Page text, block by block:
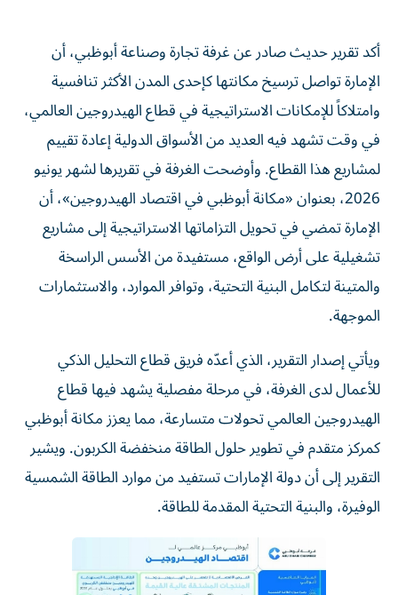
أكد تقرير حديث صادر عن غرفة تجارة وصناعة أبوظبي، أن
الإمارة تواصل ترسيخ مكانتها كإحدى المدن الأكثر تنافسية
وامتلاكاً للإمكانات الاستراتيجية في قطاع الهيدروجين العالمي،
في وقت تشهد فيه العديد من الأسواق الدولية إعادة تقييم
لمشاريع هذا القطاع. وأوضحت الغرفة في تقريرها لشهر يونيو
2026، بعنوان «مكانة أبوظبي في اقتصاد الهيدروجين»، أن
الإمارة تمضي في تحويل التزاماتها الاستراتيجية إلى مشاريع
تشغيلية على أرض الواقع، مستفيدة من الأسس الراسخة
والمتينة لتكامل البنية التحتية، وتوافر الموارد، والاستثمارات
الموجهة.
ويأتي إصدار التقرير، الذي أعدّه فريق قطاع التحليل الذكي
للأعمال لدى الغرفة، في مرحلة مفصلية يشهد فيها قطاع
الهيدروجين العالمي تحولات متسارعة، مما يعزز مكانة أبوظبي
كمركز متقدم في تطوير حلول الطاقة منخفضة الكربون. ويشير
التقرير إلى أن دولة الإمارات تستفيد من موارد الطاقة الشمسية
الوفيرة، والبنية التحتية المقدمة للطاقة.